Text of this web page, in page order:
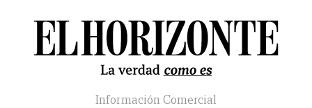
Información Comercial